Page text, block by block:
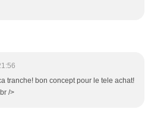
tranche! bon concept pour le tele achat!
/>